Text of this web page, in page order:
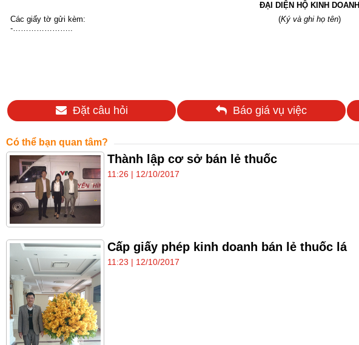
Các giấy tờ gửi kèm:
-…………………..
ĐẠI DIỆN HỘ KINH DOANH
(Ký và ghi họ tên)
Đặt câu hỏi Báo giá vụ việc
Có thể bạn quan tâm?
Thành lập cơ sở bán lẻ thuốc
11:26 | 12/10/2017
Cấp giấy phép kinh doanh bán lẻ thuốc lá
11:23 | 12/10/2017